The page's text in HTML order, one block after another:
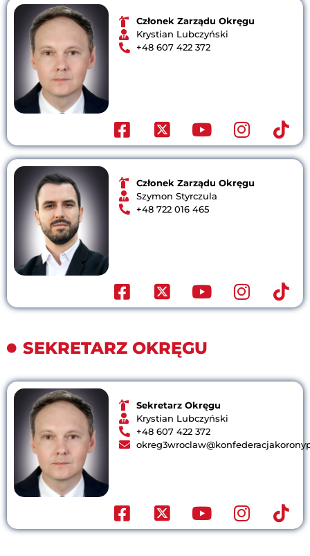
Członek Zarządu Okręgu
Krystian Lubczyński
+48 607 422 372
Członek Zarządu Okręgu
Szymon Styrczula
+48 ⁨722 016 465⁩
SEKRETARZ OKRĘGU
Sekretarz Okręgu
Krystian Lubczyński
+48 607 422 372